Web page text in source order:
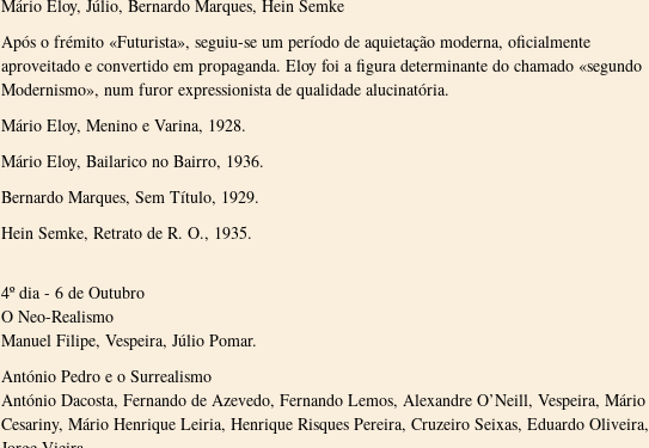
Mário Eloy, Júlio, Bernardo Marques, Hein Semke
Após o frémito «Futurista», seguiu-se um período de aquietação moderna, oficialmente
aproveitado e convertido em propaganda. Eloy foi a figura determinante do chamado «segundo
Modernismo», num furor expressionista de qualidade alucinatória.
Mário Eloy, Menino e Varina, 1928.
Mário Eloy, Bailarico no Bairro, 1936.
Bernardo Marques, Sem Título, 1929.
Hein Semke, Retrato de R. O., 1935.
4º dia - 6 de Outubro
O Neo-Realismo
Manuel Filipe, Vespeira, Júlio Pomar.
António Pedro e o Surrealismo
António Dacosta, Fernando de Azevedo, Fernando Lemos, Alexandre O’Neill, Vespeira, Mário
Cesariny, Mário Henrique Leiria, Henrique Risques Pereira, Cruzeiro Seixas, Eduardo Oliveira,